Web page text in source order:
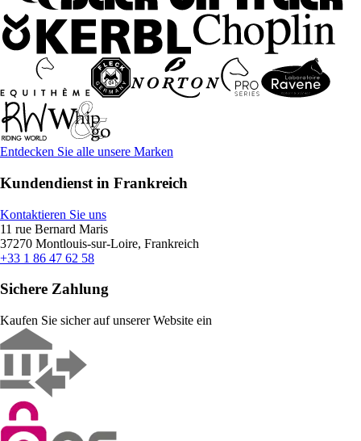
Entdecken Sie alle unsere Marken
Kundendienst in Frankreich
Kontaktieren Sie uns
11 rue Bernard Maris
37270 Montlouis-sur-Loire, Frankreich
+33 1 86 47 62 58
Sichere Zahlung
Kaufen Sie sicher auf unserer Website ein